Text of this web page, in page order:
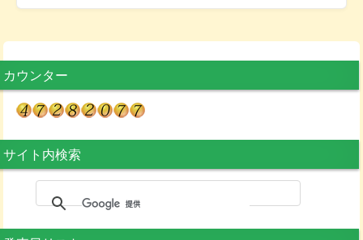
カウンター
サイト内検索